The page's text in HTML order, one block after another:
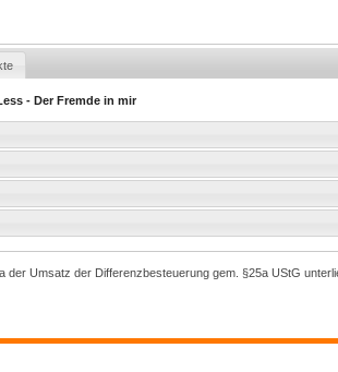
- Der Fremde in mir
der Umsatz der Differenzbesteuerung gem. §25a UStG